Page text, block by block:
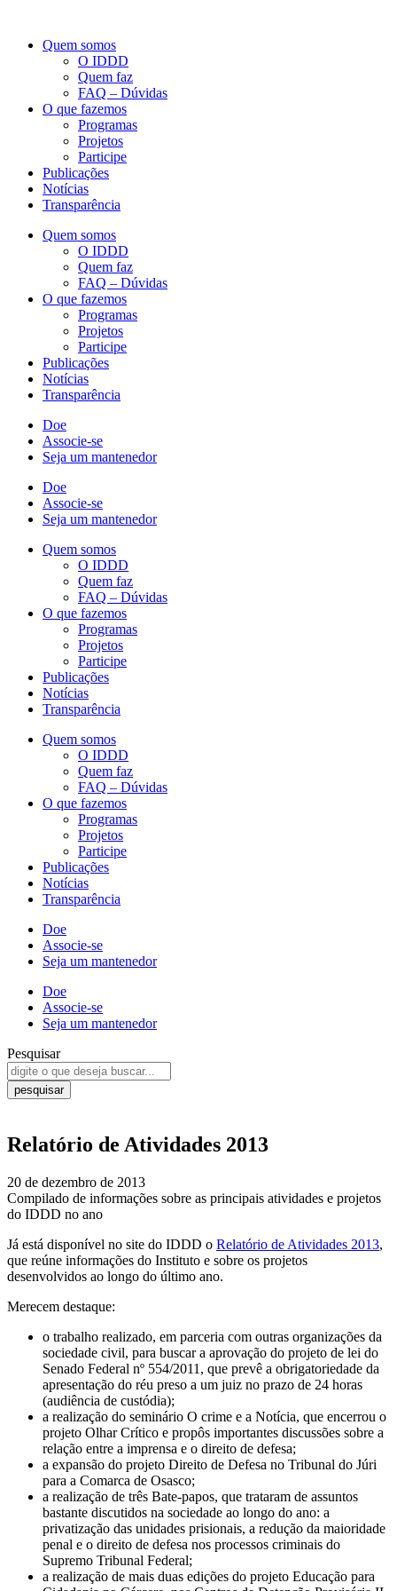
Quem somos
O IDDD
Quem faz
FAQ – Dúvidas
O que fazemos
Programas
Projetos
Participe
Publicações
Notícias
Transparência
Quem somos
O IDDD
Quem faz
FAQ – Dúvidas
O que fazemos
Programas
Projetos
Participe
Publicações
Notícias
Transparência
Doe
Associe-se
Seja um mantenedor
Doe
Associe-se
Seja um mantenedor
Quem somos
O IDDD
Quem faz
FAQ – Dúvidas
O que fazemos
Programas
Projetos
Participe
Publicações
Notícias
Transparência
Quem somos
O IDDD
Quem faz
FAQ – Dúvidas
O que fazemos
Programas
Projetos
Participe
Publicações
Notícias
Transparência
Doe
Associe-se
Seja um mantenedor
Doe
Associe-se
Seja um mantenedor
Pesquisar
pesquisar
Relatório de Atividades 2013
20 de dezembro de 2013
Compilado de informações sobre as principais atividades e projetos
do IDDD no ano
Já está disponível no site do IDDD o Relatório de Atividades 2013,
que reúne informações do Instituto e sobre os projetos
desenvolvidos ao longo do último ano.
Merecem destaque:
o trabalho realizado, em parceria com outras organizações da
sociedade civil, para buscar a aprovação do projeto de lei do
Senado Federal nº 554/2011, que prevê a obrigatoriedade da
apresentação do réu preso a um juiz no prazo de 24 horas
(audiência de custódia);
a realização do seminário O crime e a Notícia, que encerrou o
projeto Olhar Crítico e propôs importantes discussões sobre a
relação entre a imprensa e o direito de defesa;
a expansão do projeto Direito de Defesa no Tribunal do Júri
para a Comarca de Osasco;
a realização de três Bate-papos, que trataram de assuntos
bastante discutidos na sociedade ao longo do ano: a
privatização das unidades prisionais, a redução da maioridade
penal e o direito de defesa nos processos criminais do
Supremo Tribunal Federal;
a realização de mais duas edições do projeto Educação para